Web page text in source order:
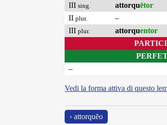
III sing. attorquētor
II plur.
–
III plur. attorquentor
–
Vedi la forma attiva di questo
‹ attorquĕo